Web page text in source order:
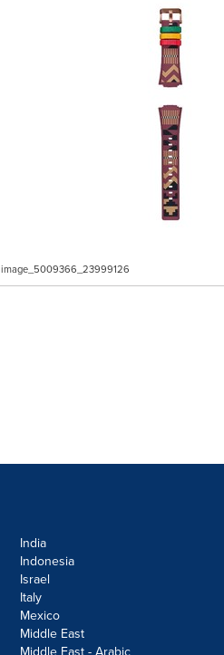
image_5009366_23999126
India
Indonesia
Israel
Italy
Mexico
Middle East